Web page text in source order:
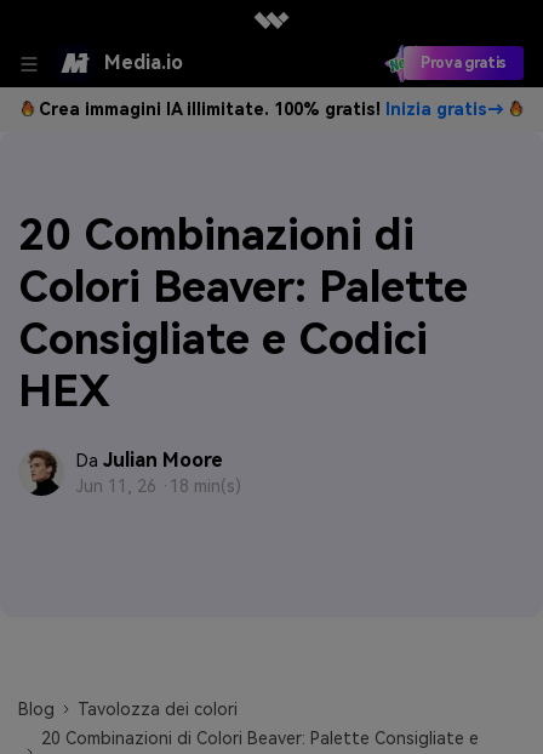
Media.io Prova gratis
Crea immagini IA illimitate. 100% gratis! Inizia gratis→
20 Combinazioni di
Colori Beaver: Palette
Consigliate e Codici
HEX
Da Julian Moore
Jun 11, 26 · 18 min(s)
Blog
Tavolozza dei colori
20 Combinazioni di Colori Beaver: Palette Consigliate e